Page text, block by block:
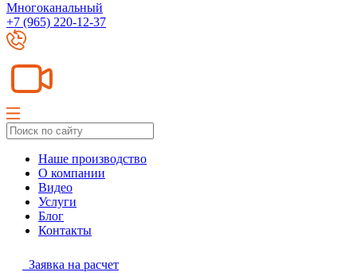
Многоканальный
+7 (965) 220-12-37
Наше производство
О компании
Видео
Услуги
Блог
Контакты
Заявка на расчет